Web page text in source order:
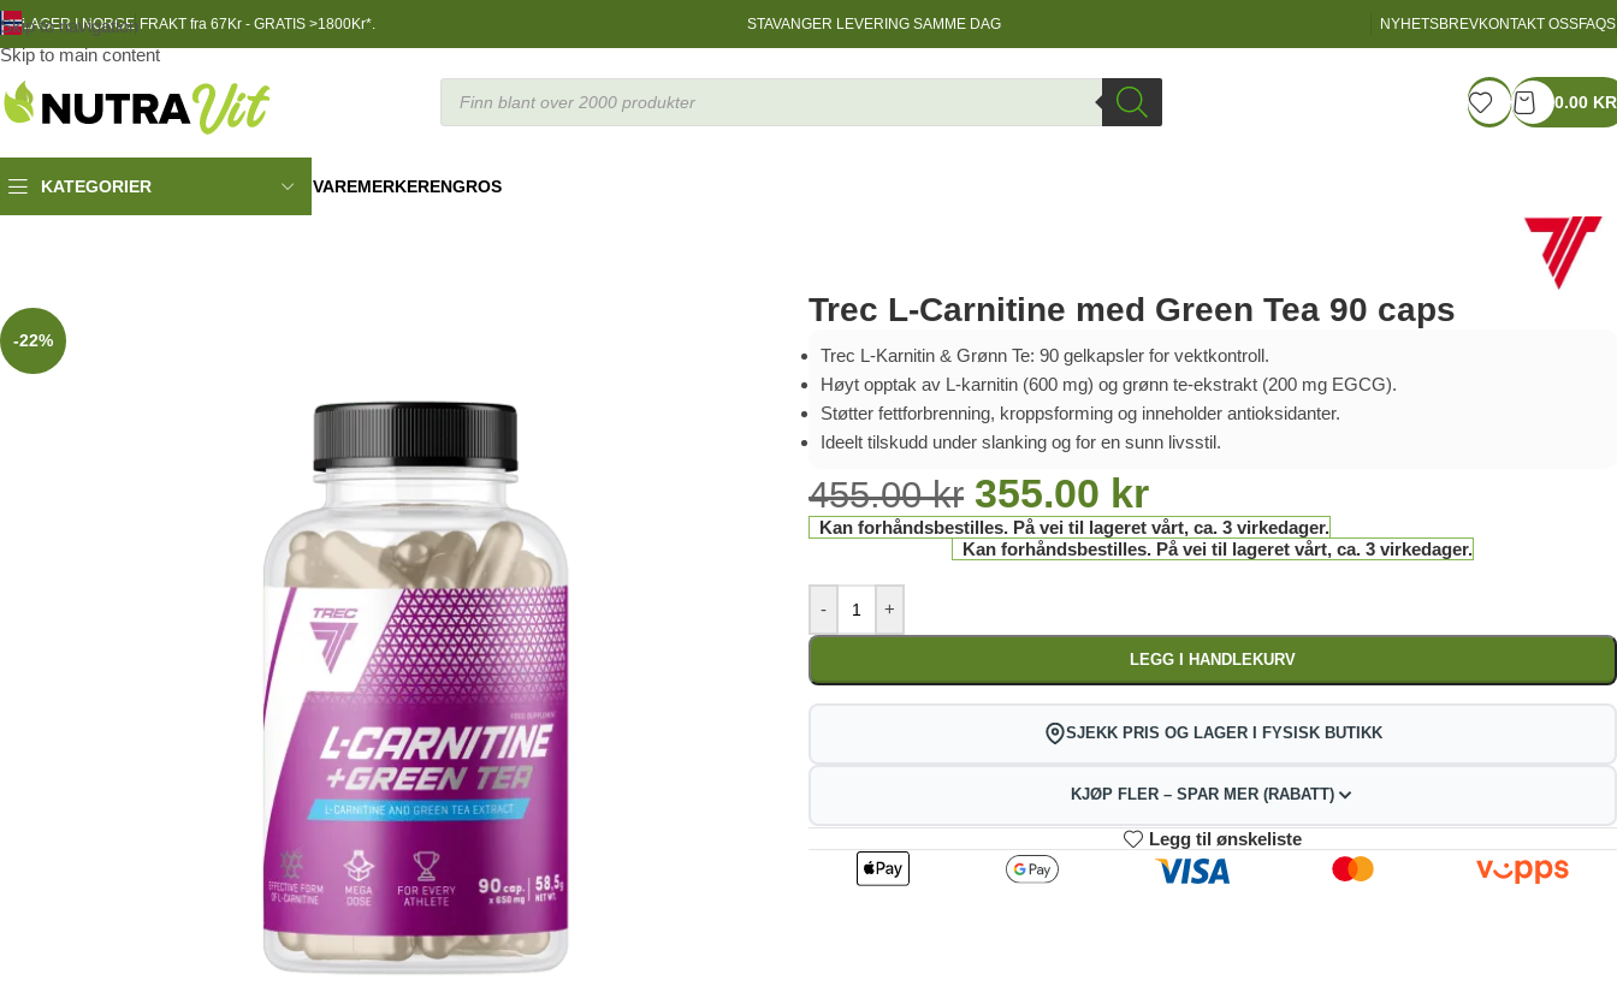
Skip to navigation
Skip to main content
LAGER I NORGEFRAKT fra 67Kr - GRATIS >1800Kr*. STAVANGER LEVERING SAMME DAG NYHETSBREVKONTAKT OSSFAQS
0.00 KR
KATEGORIER VAREMERKERENGROS
-22%
Trec L-Carnitine med Green Tea 90 caps
Trec L-Karnitin & Grønn Te: 90 gelkapsler for vektkontroll.
Høyt opptak av L-karnitin (600 mg) og grønn te-ekstrakt (200 mg EGCG).
Støtter fettforbrenning, kroppsforming og inneholder antioksidanter.
Ideelt tilskudd under slanking og for en sunn livsstil.
455.00kr 355.00 kr
Kan forhåndsbestilles. På vei til lageret vårt, ca. 3 virkedager.
Kan forhåndsbestilles. På vei til lageret vårt, ca. 3 virkedager.
- +
LEGG I HANDLEKURV
SJEKK PRIS OG LAGER I FYSISK BUTIKK
KJØP FLER – SPAR MER (RABATT)
2
351.45
3-4 5-9
kr
10+
323.05 kr
Legg til ønskeliste